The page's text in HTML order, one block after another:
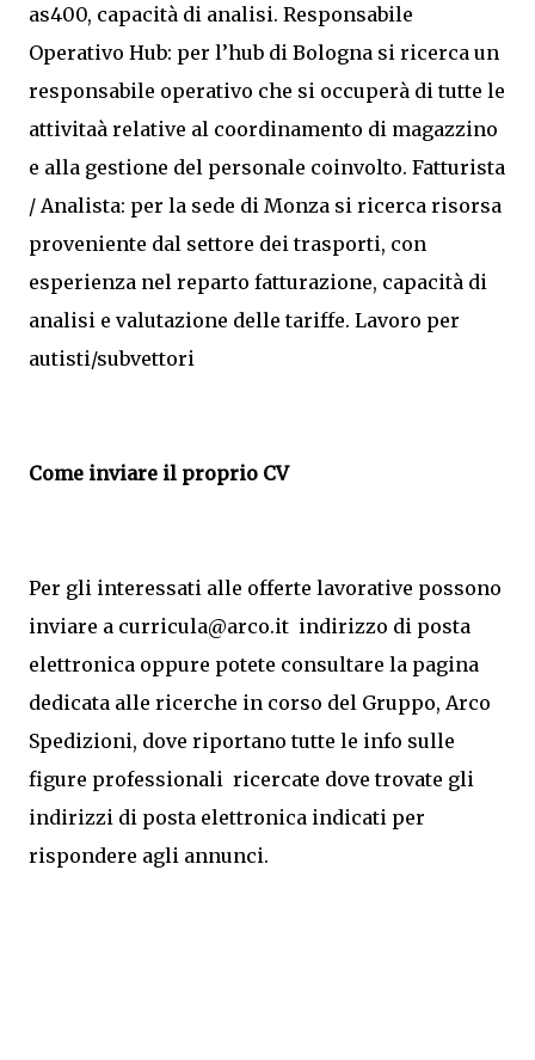
as400, capacità di analisi. Responsabile
Operativo Hub: per l’hub di Bologna si ricerca un
responsabile operativo che si occuperà di tutte le
attivitaà relative al coordinamento di magazzino
e alla gestione del personale coinvolto. Fatturista
/ Analista: per la sede di Monza si ricerca risorsa
proveniente dal settore dei trasporti, con
esperienza nel reparto fatturazione, capacità di
analisi e valutazione delle tariffe. Lavoro per
autisti/subvettori
Come inviare il proprio CV
Per gli interessati alle offerte lavorative possono
inviare a curricula@arco.it indirizzo di posta
elettronica oppure potete consultare la pagina
dedicata alle ricerche in corso del Gruppo, Arco
Spedizioni, dove riportano tutte le info sulle
figure professionali ricercate dove trovate gli
indirizzi di posta elettronica indicati per
rispondere agli annunci.